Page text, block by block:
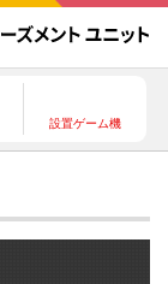
設置ゲーム機